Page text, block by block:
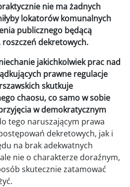
nie ma żadnych
lokatorów komunalnych
publicznego będącą
dekretowych.
jakichkolwiek prac nad
prawne regulacje
skutkuje
chaosu, co samo w sobie
w demokratycznym
tego naruszającym prawa
dekretowych, jak i
na brak adekwatnych
nie o charakterze doraźnym,
skutecznie zatamować